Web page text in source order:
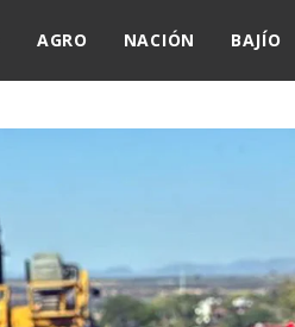
AGRO NACIÓN BAJÍO